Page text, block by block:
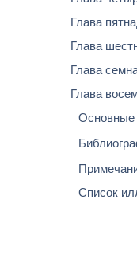
Глава
Глава
Глава
Глава
Основные
Список